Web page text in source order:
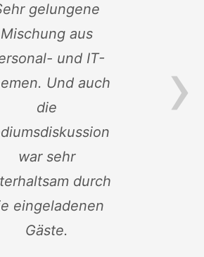
gelungene
Mischung aus
und IT-
Und auch
die
war sehr
durch
eingeladenen
Gäste.
›